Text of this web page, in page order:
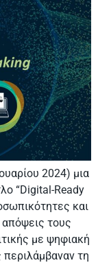
2024) μια
“Digital-Ready
και
απόψεις τους
με ψηφιακή
τη